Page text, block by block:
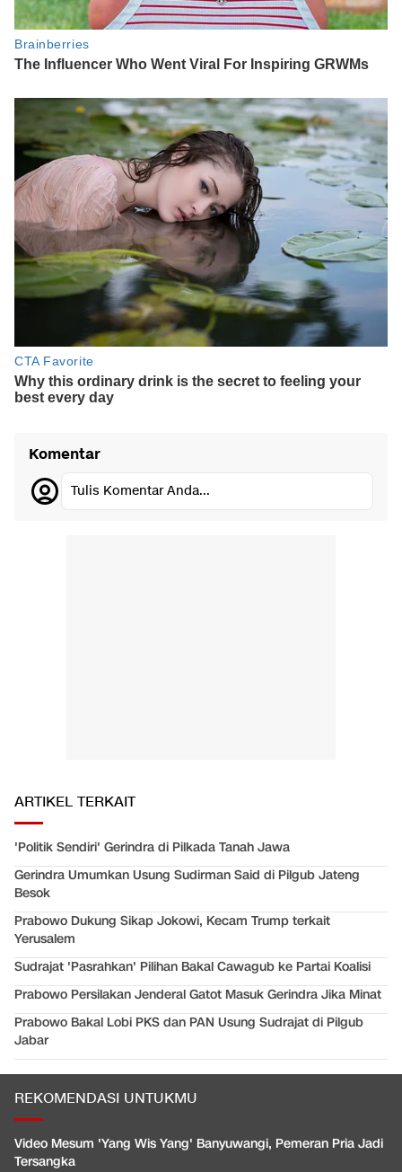
Komentar
Tulis Komentar Anda...
ARTIKEL TERKAIT
'Politik Sendiri' Gerindra di Pilkada Tanah Jawa
Gerindra Umumkan Usung Sudirman Said di Pilgub Jateng
Besok
Prabowo Dukung Sikap Jokowi, Kecam Trump terkait
Yerusalem
Sudrajat 'Pasrahkan' Pilihan Bakal Cawagub ke Partai Koalisi
Prabowo Persilakan Jenderal Gatot Masuk Gerindra Jika Minat
Prabowo Bakal Lobi PKS dan PAN Usung Sudrajat di Pilgub
Jabar
REKOMENDASI UNTUKMU
Video Mesum 'Yang Wis Yang' Banyuwangi, Pemeran Pria Jadi
Tersangka